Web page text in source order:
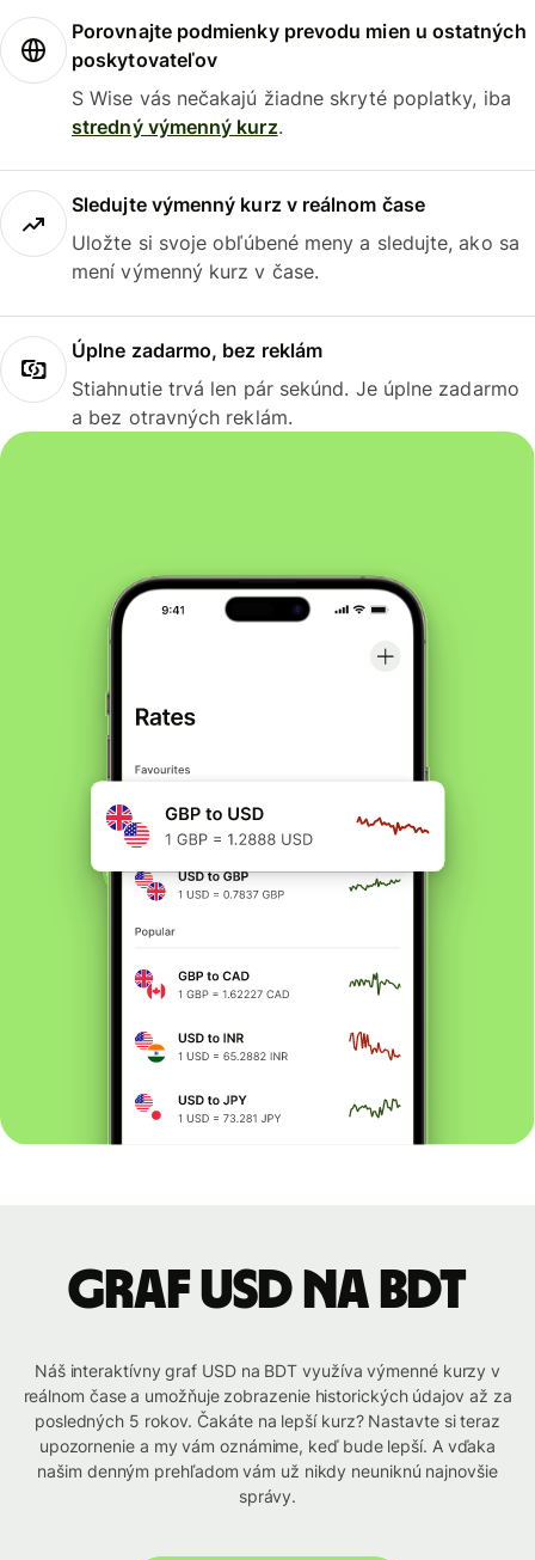
Porovnajte podmienky prevodu mien u ostatných
poskytovateľov
S Wise vás nečakajú žiadne skryté poplatky, iba
stredný výmenný kurz.
Sledujte výmenný kurz v reálnom čase
Uložte si svoje obľúbené meny a sledujte, ako sa
mení výmenný kurz v čase.
Úplne zadarmo, bez reklám
Stiahnutie trvá len pár sekúnd. Je úplne zadarmo
a bez otravných reklám.
graf USD na BDT
Náš interaktívny graf USD na BDT využíva výmenné kurzy v
reálnom čase a umožňuje zobrazenie historických údajov až za
posledných 5 rokov. Čakáte na lepší kurz? Nastavte si teraz
upozornenie a my vám oznámime, keď bude lepší. A vďaka
našim denným prehľadom vám už nikdy neuniknú najnovšie
správy.